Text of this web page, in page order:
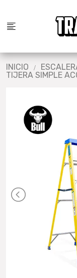
INICIO
TIJERA SIMPLE